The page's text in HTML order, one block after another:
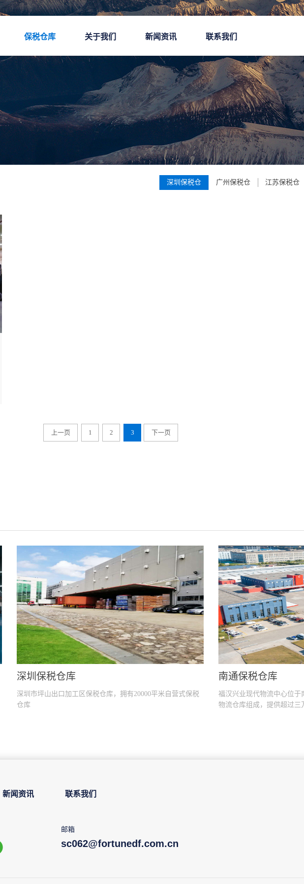
保税仓库 关于我们 新闻资讯 联系我们
深圳保税仓 广州保税仓 江苏保税仓
上一页 1 2 3 下一页
库，拥有20000平米自营式保税
福汉兴业现代物流中心位于南通综合保税区A区，由二栋标准
物流仓库组成，提供超过三万平...
新闻资讯 联系我们
邮箱
sc062@fortunedf.com.cn